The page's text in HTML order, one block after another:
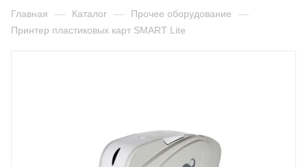
Главная — Каталог — Прочее оборудование —
Принтер пластиковых карт SMART Lite